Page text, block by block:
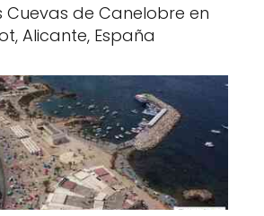
Cuevas de Canelobre en
Alicante, España